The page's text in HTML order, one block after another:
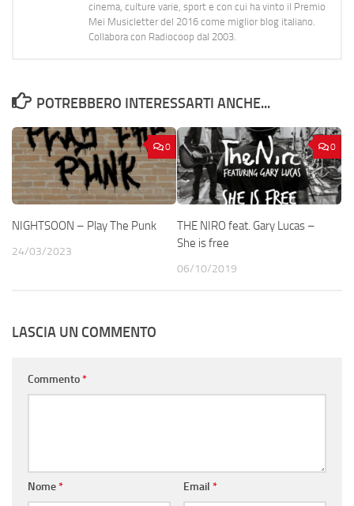
cinema, culture varie, sport e con cui ha vinto il Premio
Mei Musicletter del 2016 come miglior blog italiano.
Collabora con Radiocoop dal 2003.
POTREBBERO INTERESSARTI ANCHE...
0
NIGHTSOON – Play The Punk
24/03/2023
0
THE NIRO feat. Gary Lucas –
She is free
06/10/2019
LASCIA UN COMMENTO
Commento*
Nome* Email *